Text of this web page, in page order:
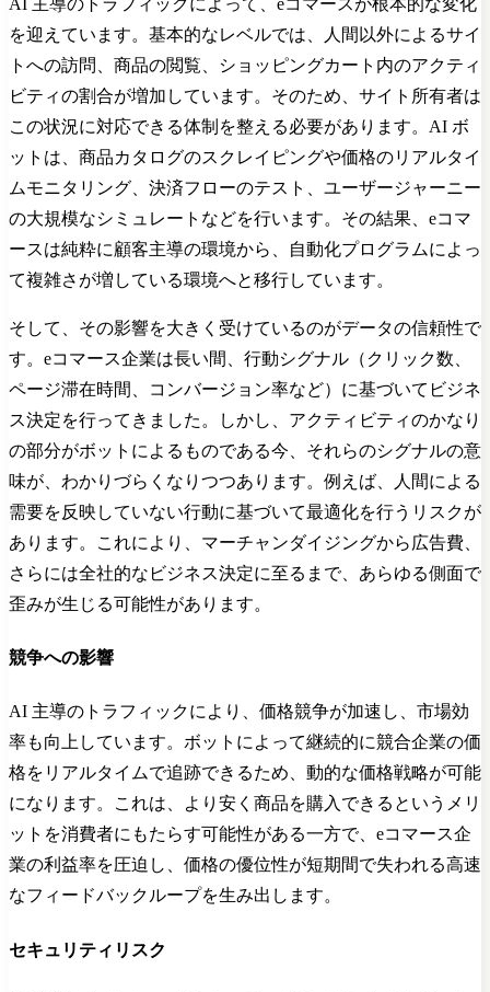
を迎えています。基本的なレベルでは、人間以外によるサイ
トへの訪問、商品の閲覧、ショッピングカート内のアクティ
ビティの割合が増加しています。そのため、サイト所有者は
この状況に対応できる体制を整える必要があります。AI ボ
ットは、商品カタログのスクレイピングや価格のリアルタイ
ムモニタリング、決済フローのテスト、ユーザージャーニー
の大規模なシミュレートなどを行います。その結果、eコマ
ースは純粋に顧客主導の環境から、自動化プログラムによっ
て複雑さが増している環境へと移行しています。
そして、その影響を大きく受けているのがデータの信頼性で
す。eコマース企業は長い間、行動シグナル（クリック数、
ページ滞在時間、コンバージョン率など）に基づいてビジネ
ス決定を行ってきました。しかし、アクティビティのかなり
の部分がボットによるものである今、それらのシグナルの意
味が、わかりづらくなりつつあります。例えば、人間による
需要を反映していない行動に基づいて最適化を行うリスクが
あります。これにより、マーチャンダイジングから広告費、
さらには全社的なビジネス決定に至るまで、あらゆる側面で
歪みが生じる可能性があります。
競争への影響
AI 主導のトラフィックにより、価格競争が加速し、市場効
率も向上しています。ボットによって継続的に競合企業の価
格をリアルタイムで追跡できるため、動的な価格戦略が可能
になります。これは、より安く商品を購入できるというメリ
ットを消費者にもたらす可能性がある一方で、eコマース企
業の利益率を圧迫し、価格の優位性が短期間で失われる高速
なフィードバックループを生み出します。
セキュリティリスク